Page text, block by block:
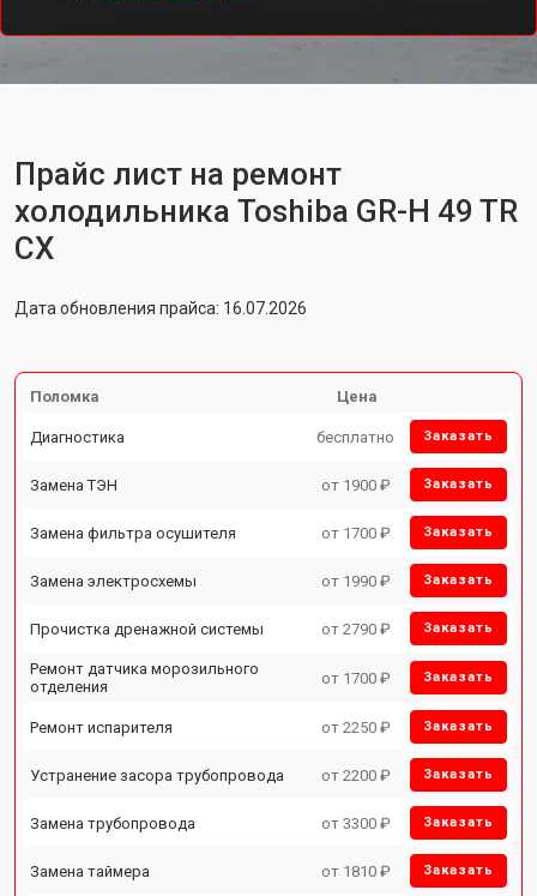
Прайс лист на ремонт
холодильника Toshiba GR-H 49 TR
CX
Дата обновления прайса: 16.07.2026
Поломка Цена
Диагностика бесплатно Заказать
Замена ТЭН от 1900 ₽ Заказать
Замена фильтра осушителя от 1700 ₽ Заказать
Замена электросхемы от 1990 ₽ Заказать
Прочистка дренажной системы от 2790 ₽ Заказать
Ремонт датчика морозильного
отделения
от 1700 ₽ Заказать
Ремонт испарителя от 2250 ₽ Заказать
Устранение засора трубопровода от 2200 ₽ Заказать
Замена трубопровода от 3300 ₽ Заказать
Замена таймера от 1810 ₽ Заказать